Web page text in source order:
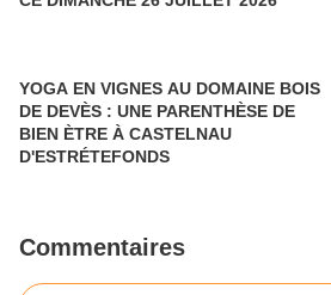
YOGA EN VIGNES AU DOMAINE BOIS
DE DEVÈS : UNE PARENTHÈSE DE
BIEN ÈTRE À CASTELNAU
D'ESTRÉTEFONDS
Commentaires